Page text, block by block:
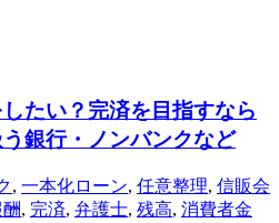
たい？完済を目指すなら
銀行・ノンバンクなど
, 一本化ローン, 任意整理, 信販会
, 完済, 弁護士, 残高, 消費者金